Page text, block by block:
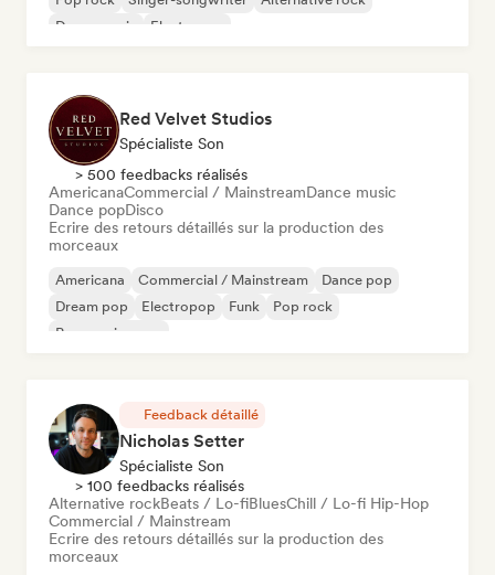
Dance music
Electropop
Red Velvet Studios
Spécialiste Son
> 500 feedbacks réalisés
AmericanaCommercial / MainstreamDance music
Dance popDisco
Ecrire des retours détaillés sur la production des
morceaux
Americana Commercial / Mainstream
Dance pop
Dream pop
Electropop Funk
Pop rock
Progressive pop
Feedback détaillé
Nicholas Setter
Spécialiste Son
> 100 feedbacks réalisés
Alternative rockBeats / Lo-fiBluesChill / Lo-fi Hip-Hop
Commercial / Mainstream
Ecrire des retours détaillés sur la production des
morceaux